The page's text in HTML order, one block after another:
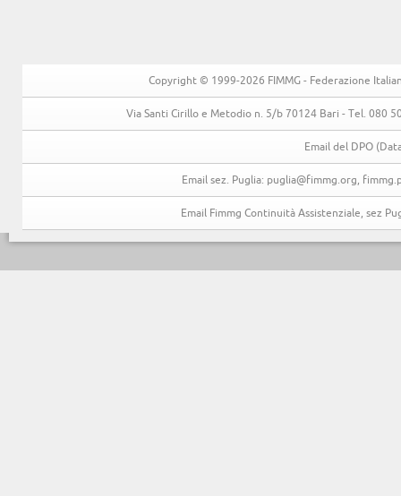
Copyright © 1999-2026 FIMMG - Federazione
Via Santi Cirillo e Metodio n. 5/b 70124 Bari - Tel. 080
Email del DPO
Email sez. Puglia: puglia@fimmg.org,
Email Fimmg Continuità Assistenziale, sez